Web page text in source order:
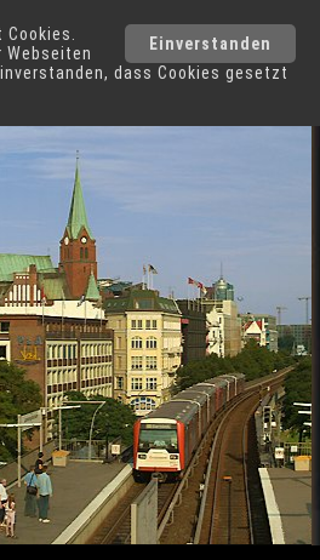
Einverstanden
Webseiten
dass Cookies gesetzt
Hamburg Städte